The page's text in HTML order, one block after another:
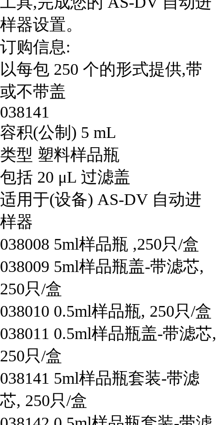
样器设置。
订购信息:
以每包 250 个的形式提供,带
或不带盖
038141
容积(公制) 5 mL
类型 塑料样品瓶
包括 20 μL 过滤盖
适用于(设备) AS-DV 自动进
样器
038008 5ml样品瓶 ,250只/盒
038009 5ml样品瓶盖-带滤芯,
250只/盒
038010 0.5ml样品瓶, 250只/盒
038011 0.5ml样品瓶盖-带滤芯,
250只/盒
038141 5ml样品瓶套装-带滤
芯, 250只/盒